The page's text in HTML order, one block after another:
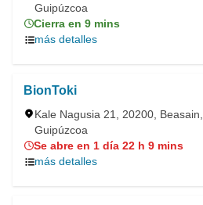
Guipúzcoa
Cierra en 9 mins
más detalles
BionToki
Kale Nagusia 21, 20200, Beasain,
Guipúzcoa
Se abre en 1 día 22 h 9 mins
más detalles